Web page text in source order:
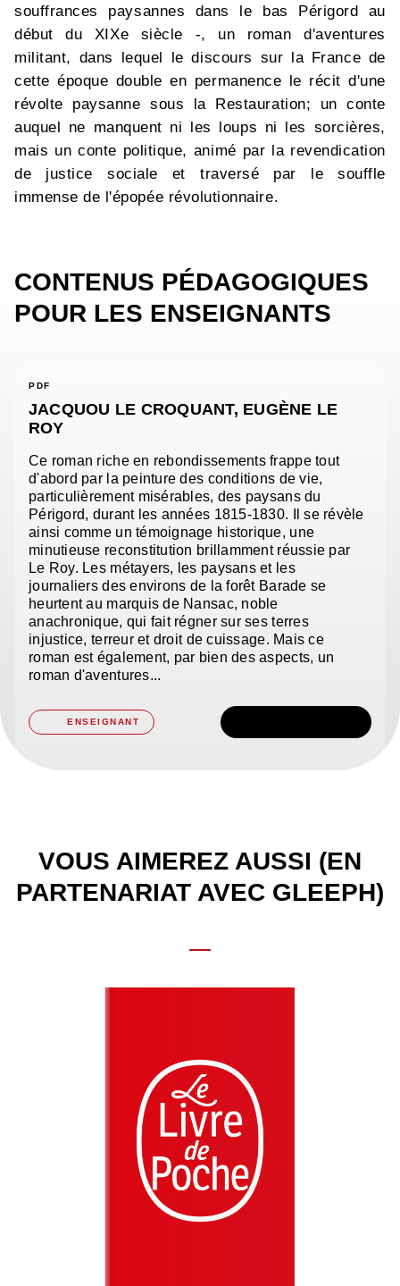
souffrances paysannes dans le bas Périgord au
début du XIXe siècle -, un roman d'aventures
militant, dans lequel le discours sur la France de
cette époque double en permanence le récit d'une
révolte paysanne sous la Restauration; un conte
auquel ne manquent ni les loups ni les sorcières,
mais un conte politique, animé par la revendication
de justice sociale et traversé par le souffle
immense de l'épopée révolutionnaire.
CONTENUS PÉDAGOGIQUES
POUR LES ENSEIGNANTS
PDF
JACQUOU LE CROQUANT, EUGÈNE LE
ROY
Ce roman riche en rebondissements frappe tout
d'abord par la peinture des conditions de vie,
particulièrement misérables, des paysans du
Périgord, durant les années 1815-1830. Il se révèle
ainsi comme un témoignage historique, une
minutieuse reconstitution brillamment réussie par
Le Roy. Les métayers, les paysans et les
journaliers des environs de la forêt Barade se
heurtent au marquis de Nansac, noble
anachronique, qui fait régner sur ses terres
injustice, terreur et droit de cuissage. Mais ce
roman est également, par bien des aspects, un
roman d'aventures...
ENSEIGNANT
VOUS AIMEREZ AUSSI (EN
PARTENARIAT AVEC GLEEPH)